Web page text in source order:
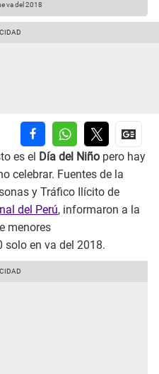
va del 2018
es el Día del Niño pero hay
celebrar. Fuentes de la
y Tráfico Ilícito de
del Perú, informaron a la
menores
solo en va del 2018.